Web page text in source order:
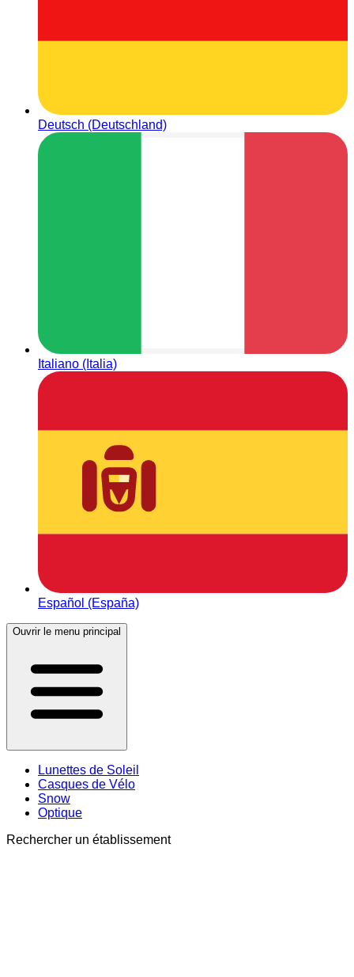
Deutsch (Deutschland)
Italiano (Italia)
Español (España)
Ouvrir le menu principal
Lunettes de Soleil
Casques de Vélo
Snow
Optique
Rechercher un établissement